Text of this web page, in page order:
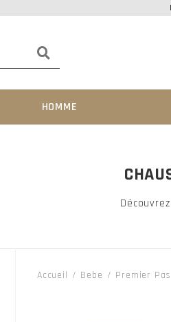
HOMME
Accueil Bebe Premier Pas